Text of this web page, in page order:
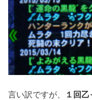
言い訳ですが、
１回